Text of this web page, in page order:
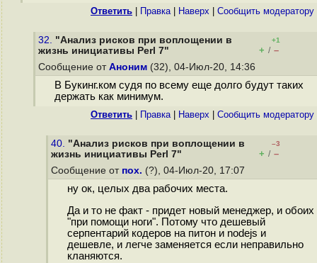
Ответить Правка| Наверх Cообщить модератору
32. "Анализ рисков при воплощении в
жизнь инициативы Perl 7"
+1
+ / –
Сообщение от Аноним (32), 04-Июл-20, 14:36
В Букинг.ком судя по всему еще долго будут таких
держать как минимум.
Ответить Правка| Наверх Cообщить модератору
40. "Анализ рисков при воплощении в
жизнь инициативы Perl 7"
–3
+ / –
Сообщение от пох. (?), 04-Июл-20, 17:07
ну ок, целых два рабочих места.
Да и то не факт - придет новый менеджер, и обоих
"при помощи ноги". Потому что дешевый
серпентарий кодеров на питон и nodejs и
дешевле, и легче заменяется если неправильно
кланяются.